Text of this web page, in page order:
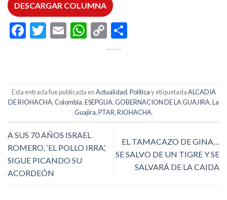
DESCARGAR COLUMNA
Facebook
Twitter
EmailWhatsApp
Copy
Link
Esta entrada fue publicada enActualidad,Políticay etiquetadaALCADIA
DE RIOHACHA,Colombia,ESEPGUA,GOBERNACION DE LA GUAJIRA,La
Guajira,PTAR,RIOHACHA.
A SUS 70 AÑOS ISRAEL
ROMERO, ‘EL POLLO IRRA’,
SIGUE PICANDO SU
ACORDEÓN
EL TAMACAZO DE GINA…
SE SALVO DE UN TIGRE Y SE
SALVARÁ DE LA CAIDA